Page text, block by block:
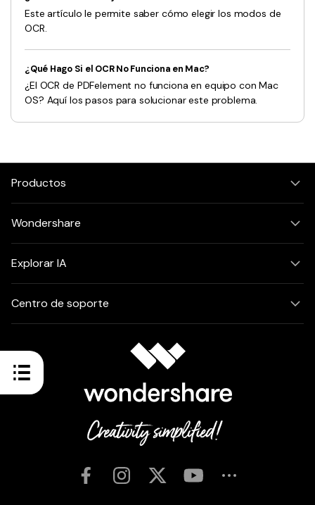
Este artículo le permite saber cómo elegir los modos de
OCR.
¿Qué Hago Si el OCR No Funciona en Mac?
¿El OCR de PDFelement no funciona en equipo con Mac
OS? Aquí los pasos para solucionar este problema.
Productos
Wondershare
Explorar IA
Centro de soporte